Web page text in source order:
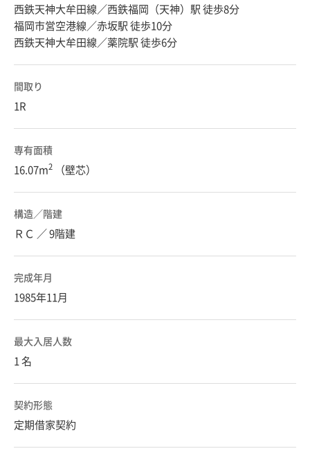
西鉄天神大牟田線／西鉄福岡（天神）駅 徒歩8分
福岡市営空港線／赤坂駅 徒歩10分
西鉄天神大牟田線／薬院駅 徒歩6分
間取り
1R
専有面積
16.07m2 （壁芯）
構造／階建
ＲＣ ／ 9階建
完成年月
1985年11月
最大入居人数
1 名
契約形態
定期借家契約